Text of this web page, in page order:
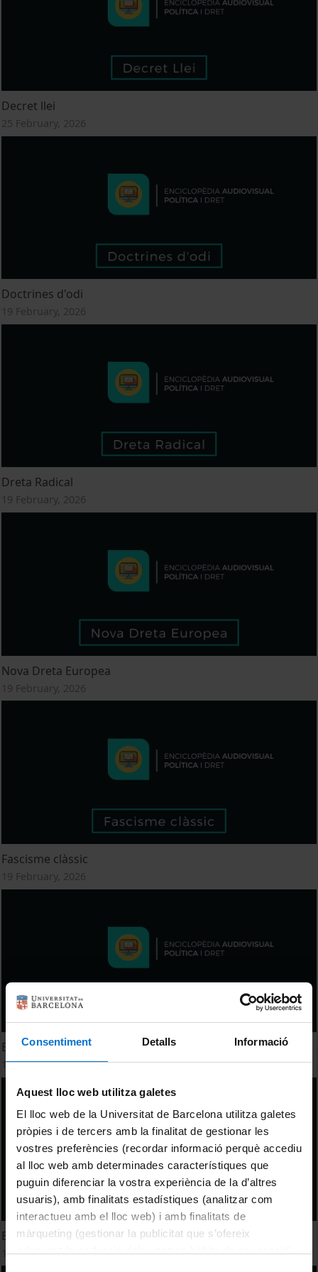
Consentiment Detalls Informació
Aquest lloc web utilitza galetes
El lloc web de la Universitat de Barcelona utilitza galetes
pròpies i de tercers amb la finalitat de gestionar les
vostres preferències (recordar informació perquè accediu
al lloc web amb determinades característiques que
puguin diferenciar la vostra experiència de la d’altres
usuaris), amb finalitats estadístiques (analitzar com
interactueu amb el lloc web) i amb finalitats de
màrqueting (gestionar la publicitat que s’ofereix
Decret llei
25 February, 2026
Doctrines d'odi
19 February, 2026
Dreta Radical
19 February, 2026
Nova Dreta Europea
19 February, 2026
Fascisme clàssic
19 February, 2026
El dret a l'eutanàsia
19 February, 2026
Els estatuts d'autonomia
11 February, 2026